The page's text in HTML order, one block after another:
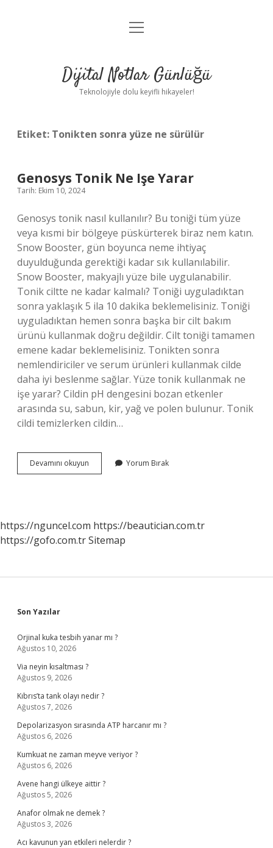
Anasayfa
Yasal Uyarı
menüyü
Dijital Notlar Günlüğü
Teknolojiyle dolu keyifli hikayeler!
Etiket: Tonikten sonra yüze ne sürülür
Genosys Tonik Ne Işe Yarar
Tarih: Ekim 10, 2024
Genosys tonik nasıl kullanılır? Bu toniği tüm yüze
veya kısmi bir bölgeye püskürterek biraz nem katın.
Snow Booster, gün boyunca neme ihtiyaç
duyulduğunda gerektiği kadar sık ​​kullanılabilir.
Snow Booster, makyajlı yüze bile uygulanabilir.
Tonik ciltte ne kadar kalmalı? Toniği uyguladıktan
sonra yaklaşık 5 ila 10 dakika beklemelisiniz. Toniği
uyguladıktan hemen sonra başka bir cilt bakım
ürünü kullanmak doğru değildir. Cilt toniği tamamen
emene kadar beklemelisiniz. Tonikten sonra
nemlendiriciler ve serum ürünleri kullanmak cilde
daha iyi beslenme sağlar. Yüze tonik kullanmak ne
işe yarar? Cildin pH dengesini bozan etkenler
arasında su, sabun, kir, yağ ve polen bulunur. Tonik
cildi temizlerken cildin…
Devamını okuyun Genosys
Tonik
Yorum Bırak
https://nguncel.com https://beautician.com.tr
https://gofo.com.trSitemap
Sidebar
Son Yazılar
Orjinal kuka tesbih yanar mı ?
Ağustos 10, 2026
Via neyin kısaltması ?
Ağustos 9, 2026
Kıbrıs’ta tank olayı nedir ?
Ağustos 7, 2026
Depolarizasyon sırasında ATP harcanır mı ?
Ağustos 6, 2026
Kumkuat ne zaman meyve veriyor ?
Ağustos 6, 2026
Avene hangi ülkeye aittir ?
Ağustos 5, 2026
Anafor olmak ne demek ?
Ağustos 3, 2026
Acı kavunun yan etkileri nelerdir ?